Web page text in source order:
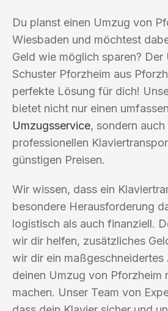
Du planst einen Umzug von
Wiesbaden und möchtest
Geld wie möglich sparen? Der
Schuster Pforzheim aus
perfekte Lösung für dich!
bietet nicht nur einen
Umzugsservice, sondern auch
professionellen
günstigen Preisen.
Wir wissen, dass ein
besondere Herausforderung
logistisch als auch finanziell.
wir dir helfen, zusätzliches
wir dir ein
deinen Umzug von Pforzheim
machen. Unser Team von